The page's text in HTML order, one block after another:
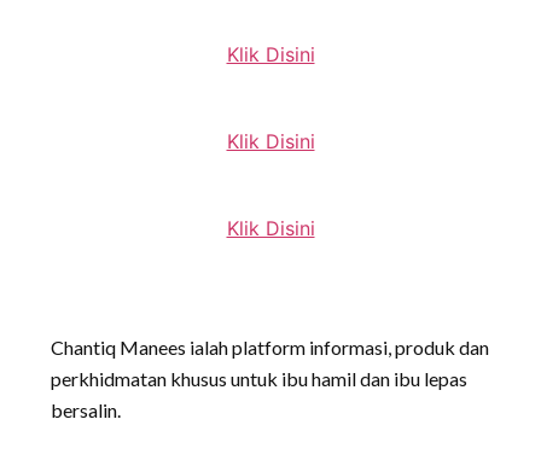
Klik Disini
Klik Disini
Klik Disini
Chantiq Manees ialah platform informasi, produk dan
perkhidmatan khusus untuk ibu hamil dan ibu lepas
bersalin.